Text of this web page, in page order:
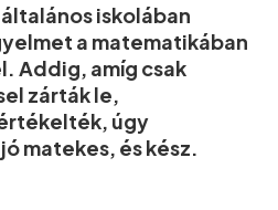
iskolában
a matematikában
Addig, amíg csak
zárták le,
úgy
matekes, és kész.